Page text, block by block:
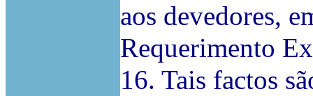
aos devedores,
Requerimento
16. Tais factos